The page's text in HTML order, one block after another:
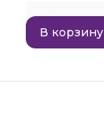
В корзину